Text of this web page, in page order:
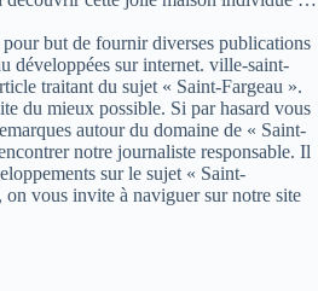
but de fournir diverses publications
développées sur internet. ville-saint-
traitant du sujet « Saint-Fargeau ».
du mieux possible. Si par hasard vous
autour du domaine de « Saint-
notre journaliste responsable. Il
sur le sujet « Saint-
on vous invite à naviguer sur notre site